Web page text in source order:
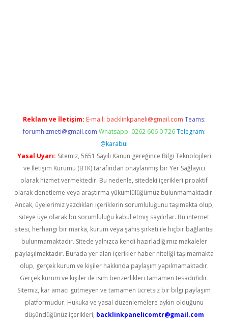
Reklam ve İletişim: E-mail: backlinkpaneli@gmail.com Teams:
forumhizmeti@gmail.com Whatsapp: 0262 606 0 726 Telegram:
@karabul
Yasal Uyarı: Sitemiz, 5651 Sayılı Kanun gereğince Bilgi Teknolojileri
ve İletişim Kurumu (BTK) tarafından onaylanmış bir Yer Sağlayıcı
olarak hizmet vermektedir. Bu nedenle, sitedeki içerikleri proaktif
olarak denetleme veya araştırma yükümlülüğümüz bulunmamaktadır.
Ancak, üyelerimiz yazdıkları içeriklerin sorumluluğunu taşımakta olup,
siteye üye olarak bu sorumluluğu kabul etmiş sayılırlar. Bu internet
sitesi, herhangi bir marka, kurum veya şahıs şirketi ile hiçbir bağlantısı
bulunmamaktadır. Sitede yalnızca kendi hazırladığımız makaleler
paylaşılmaktadır. Burada yer alan içerikler haber niteliği taşımamakta
olup, gerçek kurum ve kişiler hakkında paylaşım yapılmamaktadır.
Gerçek kurum ve kişiler ile isim benzerlikleri tamamen tesadüfidir.
Sitemiz, kar amacı gütmeyen ve tamamen ücretsiz bir bilgi paylaşım
platformudur. Hukuka ve yasal düzenlemelere aykırı olduğunu
düşündüğünüz içerikleri, backlinkpanelicomtr@gmail.com